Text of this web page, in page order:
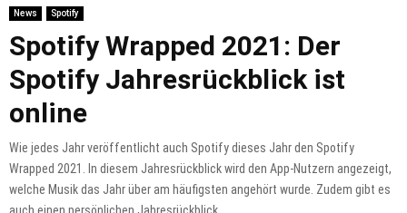
News Spotify
Spotify Wrapped 2021: Der
Spotify Jahresrückblick ist
online
Wie jedes Jahr veröffentlicht auch Spotify dieses Jahr den Spotify
Wrapped 2021. In diesem Jahresrückblick wird den App-Nutzern angezeigt,
welche Musik das Jahr über am häufigsten angehört wurde. Zudem gibt es